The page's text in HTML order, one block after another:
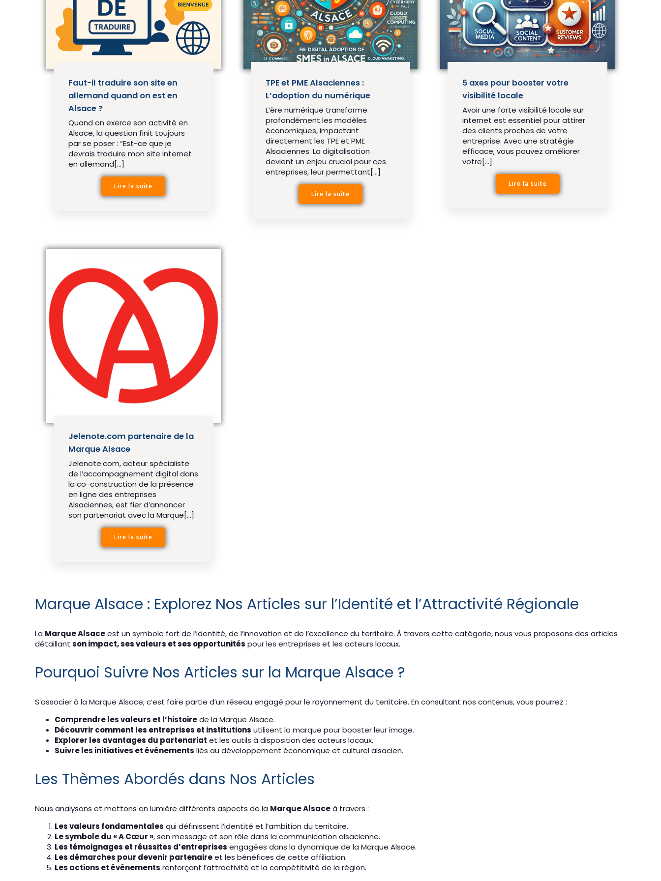
Faut-il traduire son site en
allemand quand on est en
Alsace ?
Quand on exerce son activité en
Alsace, la question finit toujours
par se poser : “Est-ce que je
devrais traduire mon site internet
en allemand[…]
Lire la suite
TPE et PME Alsaciennes :
L’adoption du numérique
L’ère numérique transforme
profondément les modèles
économiques, impactant
directement les TPE et PME
Alsaciennes. La digitalisation
devient un enjeu crucial pour ces
entreprises, leur permettant[…]
Lire la suite
5 axes pour booster votre
visibilité locale
Avoir une forte visibilité locale sur
internet est essentiel pour attirer
des clients proches de votre
entreprise. Avec une stratégie
efficace, vous pouvez améliorer
votre[…]
Lire la suite
Jelenote.com partenaire de la
Marque Alsace
Jelenote.com, acteur spécialiste
de l’accompagnement digital dans
la co-construction de la présence
en ligne des entreprises
Alsaciennes, est fier d’annoncer
son partenariat avec la Marque[…]
Lire la suite
Marque Alsace : Explorez Nos Articles sur l’Identité et l’Attractivité Régionale
La Marque Alsaceest un symbole fort de l’identité, de l’innovation et de l’excellence du territoire. À travers cette catégorie, nous vous proposons des articles
détaillant son impact, ses valeurs et ses opportunités pour les entreprises et les acteurs locaux.
Pourquoi Suivre Nos Articles sur la Marque Alsace ?
S’associer à la Marque Alsace, c’est faire partie d’un réseau engagé pour le rayonnement du territoire. En consultant nos contenus, vous pourrez :
Comprendre les valeurs et l’histoirede la Marque Alsace.
Découvrir comment les entreprises et institutions utilisent la marque pour booster leur image.
Explorer les avantages du partenariat et les outils à disposition des acteurs locaux.
Suivre les initiatives et événements liés au développement économique et culturel alsacien.
Les Thèmes Abordés dans Nos Articles
Nous analysons et mettons en lumière différents aspects de la Marque Alsaceà travers :
Les valeurs fondamentales qui définissent l’identité et l’ambition du territoire.
Le symbole du « A Cœur », son message et son rôle dans la communication alsacienne.
Les témoignages et réussites d’entreprises engagées dans la dynamique de la Marque Alsace.
Les démarches pour devenir partenaireet les bénéfices de cette affiliation.
Les actions et événements renforçant l’attractivité et la compétitivité de la région.